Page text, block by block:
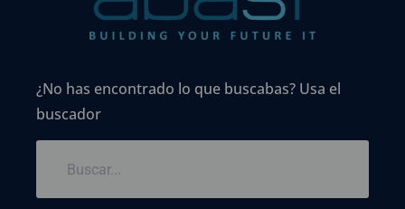
¿No has encontrado lo que buscabas? Usa el
buscador